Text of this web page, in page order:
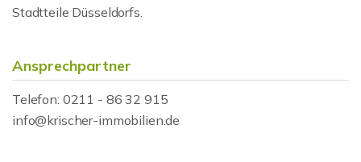
Stadtteile Düsseldorfs.
Ansprechpartner
Telefon: 0211 - 86 32 915
info@krischer-immobilien.de